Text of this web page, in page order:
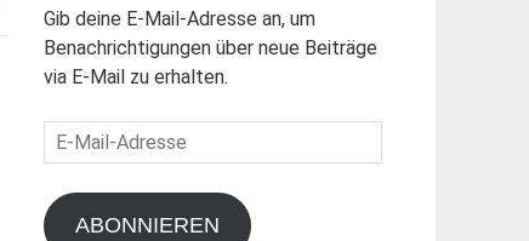
Gib deine E-Mail-Adresse an, um
Benachrichtigungen über neue Beiträge
via E-Mail zu erhalten.
E-
Mail-
Adresse
ABONNIEREN